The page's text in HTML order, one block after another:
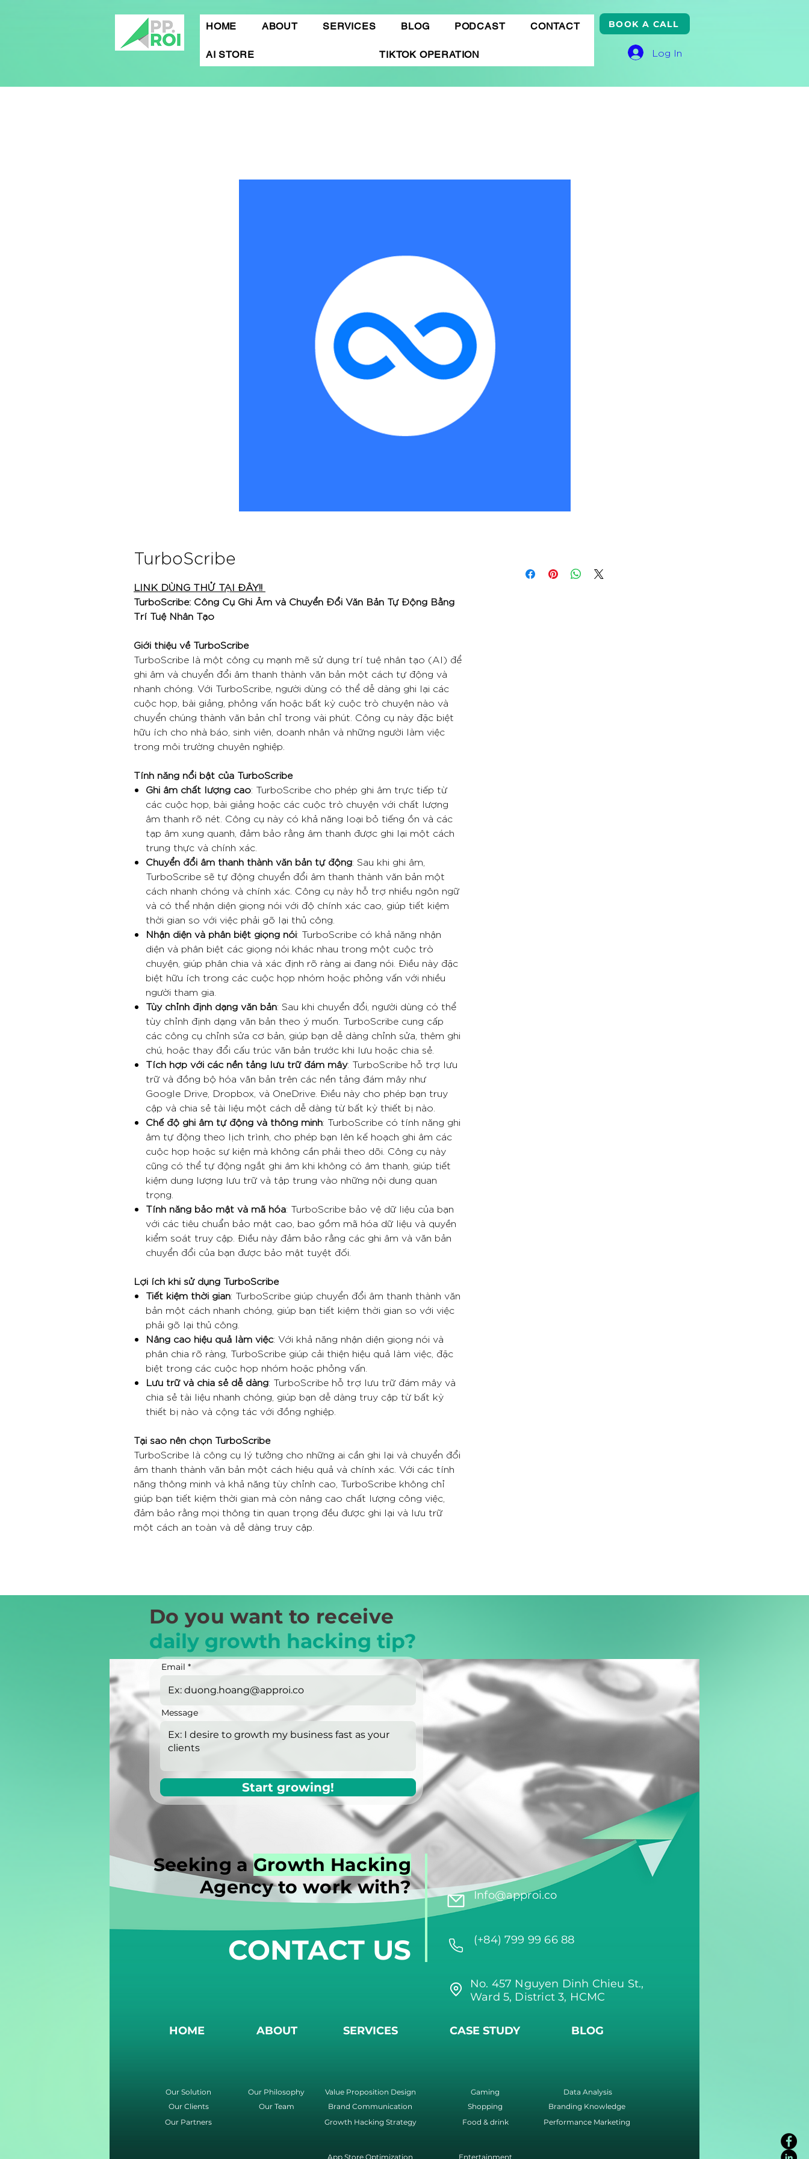
HOME ABOUT SERVICES BLOG PODCAST CONTACT
AI STORE TIKTOK OPERATION
BOOK A CALL
Log In
TurboScribe
LINK DÙNG THỬ TẠI ĐÂY!!
TurboScribe: Công Cụ Ghi Âm và Chuyển Đổi Văn Bản Tự Động Bằng
Trí Tuệ Nhân Tạo
Giới thiệu về TurboScribe
TurboScribe là một công cụ mạnh mẽ sử dụng trí tuệ nhân tạo (AI) để
ghi âm và chuyển đổi âm thanh thành văn bản một cách tự động và
nhanh chóng. Với TurboScribe, người dùng có thể dễ dàng ghi lại các
cuộc họp, bài giảng, phỏng vấn hoặc bất kỳ cuộc trò chuyện nào và
chuyển chúng thành văn bản chỉ trong vài phút. Công cụ này đặc biệt
hữu ích cho nhà báo, sinh viên, doanh nhân và những người làm việc
trong môi trường chuyên nghiệp.
Tính năng nổi bật của TurboScribe
Ghi âm chất lượng cao: TurboScribe cho phép ghi âm trực tiếp từ
các cuộc họp, bài giảng hoặc các cuộc trò chuyện với chất lượng
âm thanh rõ nét. Công cụ này có khả năng loại bỏ tiếng ồn và các
tạp âm xung quanh, đảm bảo rằng âm thanh được ghi lại một cách
trung thực và chính xác.
Chuyển đổi âm thanh thành văn bản tự động: Sau khi ghi âm,
TurboScribe sẽ tự động chuyển đổi âm thanh thành văn bản một
cách nhanh chóng và chính xác. Công cụ này hỗ trợ nhiều ngôn ngữ
và có thể nhận diện giọng nói với độ chính xác cao, giúp tiết kiệm
thời gian so với việc phải gõ lại thủ công.
Nhận diện và phân biệt giọng nói: TurboScribe có khả năng nhận
diện và phân biệt các giọng nói khác nhau trong một cuộc trò
chuyện, giúp phân chia và xác định rõ ràng ai đang nói. Điều này đặc
biệt hữu ích trong các cuộc họp nhóm hoặc phỏng vấn với nhiều
người tham gia.
Tùy chỉnh định dạng văn bản: Sau khi chuyển đổi, người dùng có thể
tùy chỉnh định dạng văn bản theo ý muốn. TurboScribe cung cấp
các công cụ chỉnh sửa cơ bản, giúp bạn dễ dàng chỉnh sửa, thêm ghi
chú, hoặc thay đổi cấu trúc văn bản trước khi lưu hoặc chia sẻ.
Tích hợp với các nền tảng lưu trữ đám mây: TurboScribe hỗ trợ lưu
trữ và đồng bộ hóa văn bản trên các nền tảng đám mây như
Google Drive, Dropbox, và OneDrive. Điều này cho phép bạn truy
cập và chia sẻ tài liệu một cách dễ dàng từ bất kỳ thiết bị nào.
Chế độ ghi âm tự động và thông minh: TurboScribe có tính năng ghi
âm tự động theo lịch trình, cho phép bạn lên kế hoạch ghi âm các
cuộc họp hoặc sự kiện mà không cần phải theo dõi. Công cụ này
cũng có thể tự động ngắt ghi âm khi không có âm thanh, giúp tiết
kiệm dung lượng lưu trữ và tập trung vào những nội dung quan
trọng.
Tính năng bảo mật và mã hóa: TurboScribe bảo vệ dữ liệu của bạn
với các tiêu chuẩn bảo mật cao, bao gồm mã hóa dữ liệu và quyền
kiểm soát truy cập. Điều này đảm bảo rằng các ghi âm và văn bản
chuyển đổi của bạn được bảo mật tuyệt đối.
Lợi ích khi sử dụng TurboScribe
Tiết kiệm thời gian: TurboScribe giúp chuyển đổi âm thanh thành văn
bản một cách nhanh chóng, giúp bạn tiết kiệm thời gian so với việc
phải gõ lại thủ công.
Nâng cao hiệu quả làm việc: Với khả năng nhận diện giọng nói và
phân chia rõ ràng, TurboScribe giúp cải thiện hiệu quả làm việc, đặc
biệt trong các cuộc họp nhóm hoặc phỏng vấn.
Lưu trữ và chia sẻ dễ dàng: TurboScribe hỗ trợ lưu trữ đám mây và
chia sẻ tài liệu nhanh chóng, giúp bạn dễ dàng truy cập từ bất kỳ
thiết bị nào và cộng tác với đồng nghiệp.
Tại sao nên chọn TurboScribe
TurboScribe là công cụ lý tưởng cho những ai cần ghi lại và chuyển đổi
âm thanh thành văn bản một cách hiệu quả và chính xác. Với các tính
năng thông minh và khả năng tùy chỉnh cao, TurboScribe không chỉ
giúp bạn tiết kiệm thời gian mà còn nâng cao chất lượng công việc,
đảm bảo rằng mọi thông tin quan trọng đều được ghi lại và lưu trữ
một cách an toàn và dễ dàng truy cập.
Do you want to receive
daily growth hacking tip?
Email
Message
Start growing!
HOME ABOUT SERVICES CASE STUDY BLOG
Our Solution
Our Clients
Our Partners
Our Philosophy
Value Proposition Design
Our Team
Brand Communication
Growth Hacking Strategy
Gaming
Shopping
Food & drink
Data Analysis
Branding Knowledge
Performance Marketing
App Store Optimization Entertainment
Seeking aGrowth Hacking
Agency to work with?
CONTACT US
Info@approi.co
(+84) 799 99 66 88
No. 457 Nguyen Dinh Chieu St.,
Ward 5, District 3, HCMC